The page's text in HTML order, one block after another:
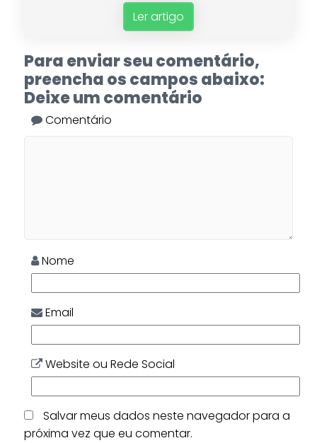
Ler artigo
Para enviar seu comentário,
preencha os campos abaixo:
Deixe um comentário
Comentário
Nome
Email
Website ou Rede Social
Salvar meus dados neste navegador para a
próxima vez que eu comentar.